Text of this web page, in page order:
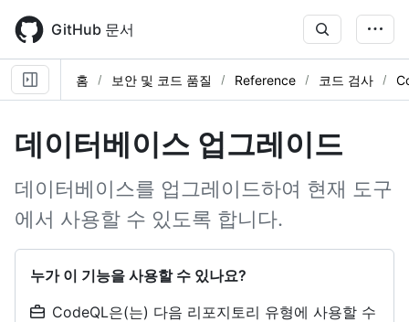
main
content
GitHub 문서
홈 보안 및 코드 품질 Reference 코드 검사
데이터베이스 업그레이드
데이터베이스를 업그레이드하여 현재 도구
에서 사용할 수 있도록 합니다.
누가 이 기능을 사용할 수 있나요?
CodeQL은(는) 다음 리포지토리 유형에 사용할 수